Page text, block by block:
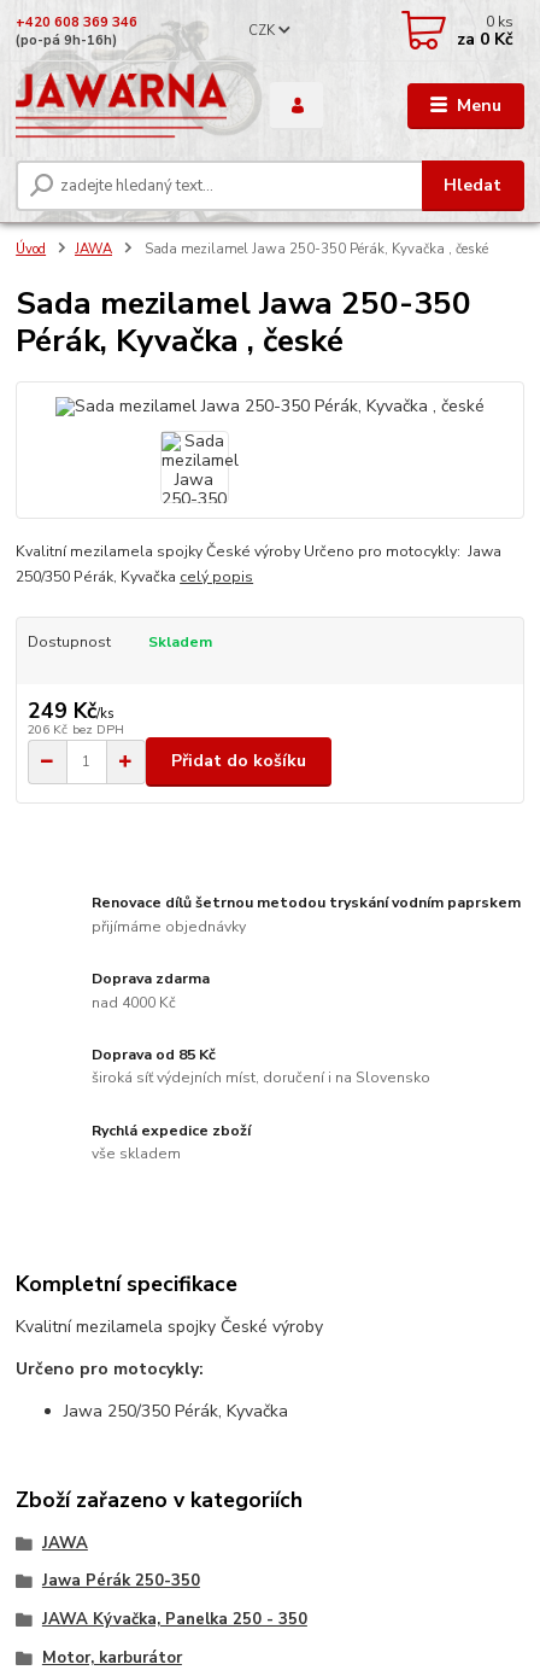
Menu
CZK
Hledat
+420 608 369 346
(po-pá 9h-16h)
0 ks
za 0 Kč
Úvod JAWA Sada mezilamel Jawa 250-350 Pérák, Kyvačka , české
Sada mezilamel Jawa 250-350
Pérák, Kyvačka , české
Kvalitní mezilamela spojky České výroby Určeno pro motocykly: Jawa
250/350 Pérák, Kyvačka celý popis
Dostupnost Skladem
249 Kč/ks
206 Kč bez DPH
Přidat do košíku
Renovace dílů šetrnou metodou tryskání vodním paprskem
přijímáme objednávky
Doprava zdarma
nad 4000 Kč
Doprava od 85 Kč
široká síť výdejních míst, doručení i na Slovensko
Rychlá expedice zboží
vše skladem
Kompletní specifikace
Kvalitní mezilamela spojky České výroby
Určeno pro motocykly:
Jawa 250/350 Pérák, Kyvačka
Zboží zařazeno v kategoriích
JAWA
Jawa Pérák 250-350
JAWA Kývačka, Panelka 250 - 350
Motor, karburátor